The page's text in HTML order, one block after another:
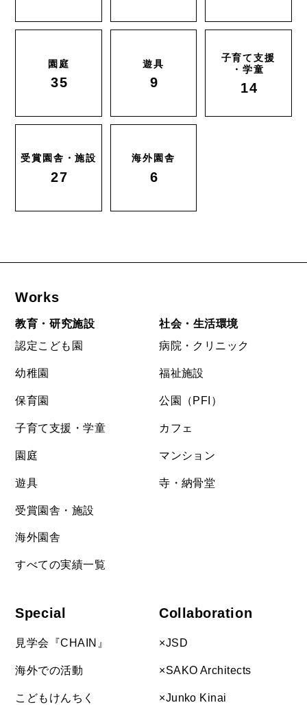
園庭
35
遊具
9
子育て支援
・学童
14
受賞園舎・施設
27
海外園舎
6
Works
教育・研究施設
認定こども園
幼稚園
保育園
子育て支援・学童
園庭
遊具
受賞園舎・施設
海外園舎
すべての実績一覧
社会・生活環境
病院・クリニック
福祉施設
公園（PFI）
カフェ
マンション
寺・納骨堂
Special
見学会『CHAIN』
海外での活動
こどもけんちく
Collaboration
×JSD
×SAKO Architects
×Junko Kinai